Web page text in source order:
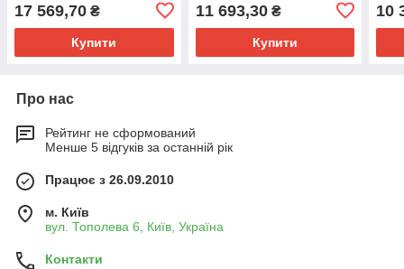
17 569,70 ₴
Купити
11 693,30₴
Купити
10
Про нас
Рейтинг не сформований
Менше 5 відгуків за останній рік
Працює з 26.09.2010
м. Київ
вул. Тополева 6, Київ, Україна
Контакти